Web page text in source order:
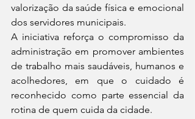
valorização da saúde física e emocional
dos servidores municipais.
A iniciativa reforça o compromisso da
administração em promover ambientes
de trabalho mais saudáveis, humanos e
acolhedores, em que o cuidado é
reconhecido como parte essencial da
rotina de quem cuida da cidade.